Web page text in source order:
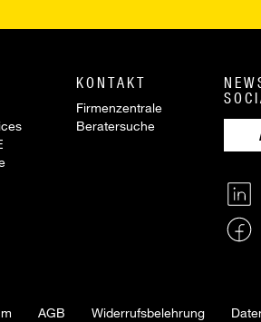
KONTAKT
Firmenzentrale
Beratersuche
AGB Widerrufsbelehrung